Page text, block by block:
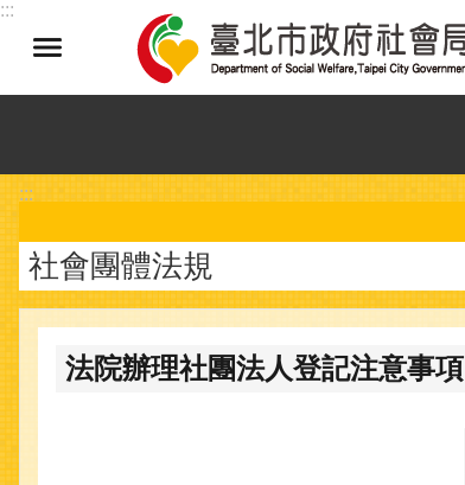
跳到主要內容區塊
:::
:::
社會團體法規
法院辦理社團法人登記注意事項